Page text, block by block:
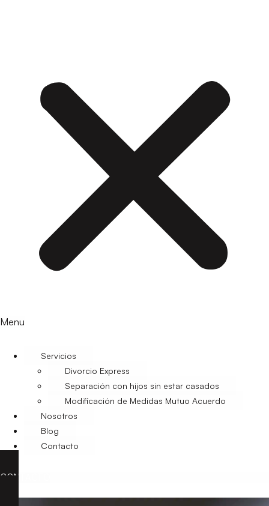
Menu
Servicios
Divorcio Express
Separación con hijos sin estar casados
Modificación de Medidas Mutuo Acuerdo
Nosotros
Blog
Contacto
CONTACTO